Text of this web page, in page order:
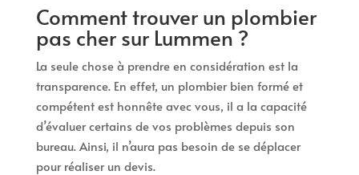
Comment trouver un plombier
pas cher sur Lummen ?
La seule chose à prendre en considération est la
transparence. En effet, un plombier bien formé et
compétent est honnête avec vous, il a la capacité
d’évaluer certains de vos problèmes depuis son
bureau. Ainsi, il n’aura pas besoin de se déplacer
pour réaliser un devis.